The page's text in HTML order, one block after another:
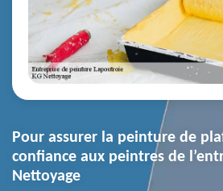
Pour assurer la peinture de
confiance aux peintres de
Nettoyage